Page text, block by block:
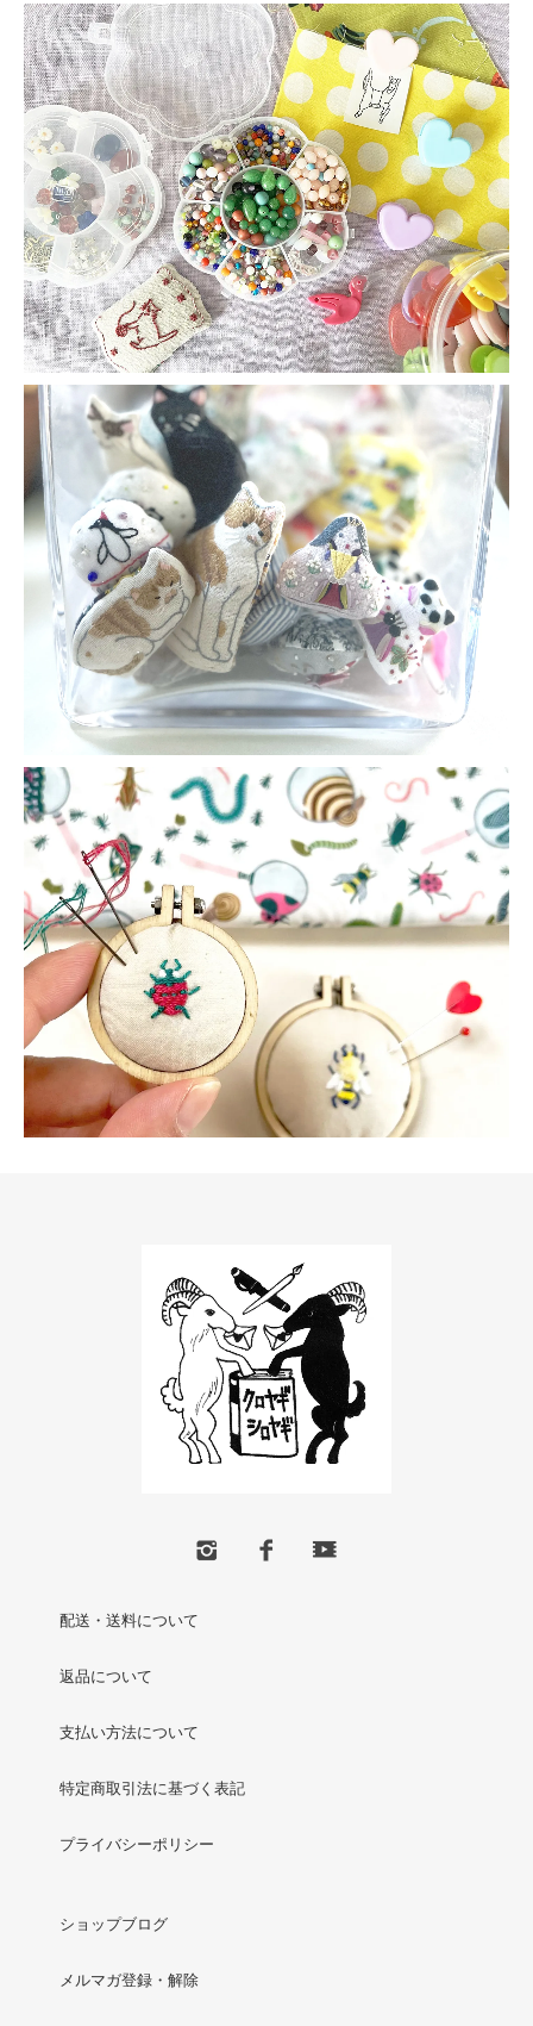
配送・送料について
返品について
支払い方法について
特定商取引法に基づく表記
プライバシーポリシー
ショップブログ
メルマガ登録・解除